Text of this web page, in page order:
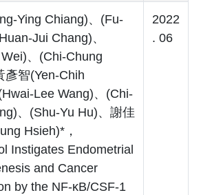
Ying Chiang)、(Fu-
Jui Chang)、
、(Chi-Chung
彥智(Yen-Chih
Lee Wang)、(Chi-
、(Shu-Yu Hu)、謝佳
Hsieh)*，
Instigates Endometrial
and Cancer
by the NF-κB/CSF-1
2022
. 06